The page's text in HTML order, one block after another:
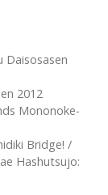
Daisosasen
2012
Mononoke-
Bridge! /
Hashutsujo: